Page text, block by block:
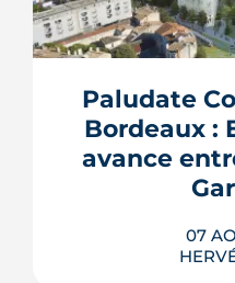
Paludate
Bordeaux :
avance
07